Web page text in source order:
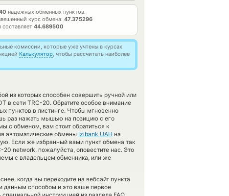
надежных обменных пунктов.
курс обмена: 47.375296
44.689500
комиссии, которые уже учтены в курсах
Калькулятор, чтобы рассчитать наиболее
из которых способен совершить ручной или
в сети TRC-20. Обратите особое внимание
пунктов в листинге. Чтобы мгновенно
раз нажать мышью на позицию с его
с обменом, вам стоит обратиться к
автоматические обмены Izibank UAH на
Если же избранный вами пункт обмена так
network, пожалуйста, оповестите нас. Это
с владельцем обменника, или же
когда вы переходите на вебсайт пункта
данным способом и это ваше первое